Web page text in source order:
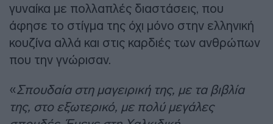
γυναίκα με πολλαπλές διαστάσεις, που
άφησε το στίγμα της όχι μόνο στην ελληνική
κουζίνα αλλά και στις καρδιές των ανθρώπων
που την γνώρισαν.
«Σπουδαία στη μαγειρική της, με τα βιβλία
της, στο εξωτερικό, με πολύ μεγάλες